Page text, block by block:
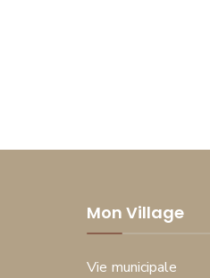
Mon Village
Vie municipale